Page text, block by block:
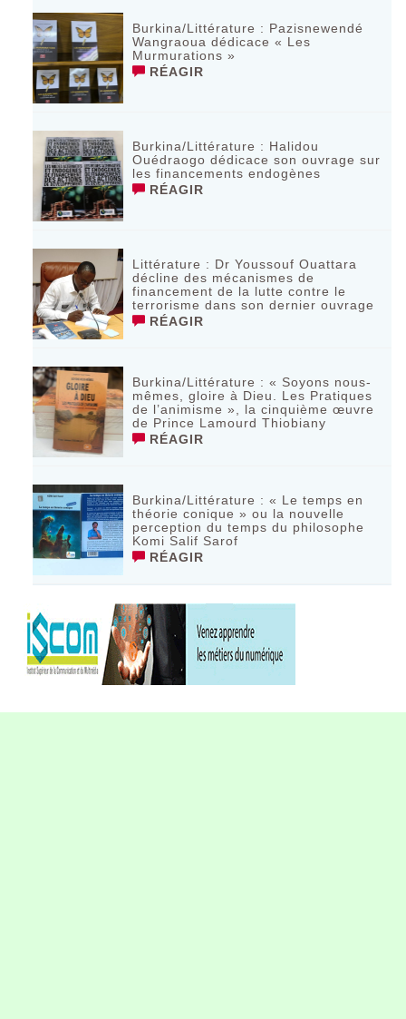
Burkina/Littérature : Pazisnewendé
Wangraoua dédicace « Les
Murmurations »
RÉAGIR
Burkina/Littérature : Halidou
Ouédraogo dédicace son ouvrage sur
les financements endogènes
RÉAGIR
Littérature : Dr Youssouf Ouattara
décline des mécanismes de
financement de la lutte contre le
terrorisme dans son dernier ouvrage
RÉAGIR
Burkina/Littérature : « Soyons nous-
mêmes, gloire à Dieu. Les Pratiques
de l’animisme », la cinquième œuvre
de Prince Lamourd Thiobiany
RÉAGIR
Burkina/Littérature : « Le temps en
théorie conique » ou la nouvelle
perception du temps du philosophe
Komi Salif Sarof
RÉAGIR